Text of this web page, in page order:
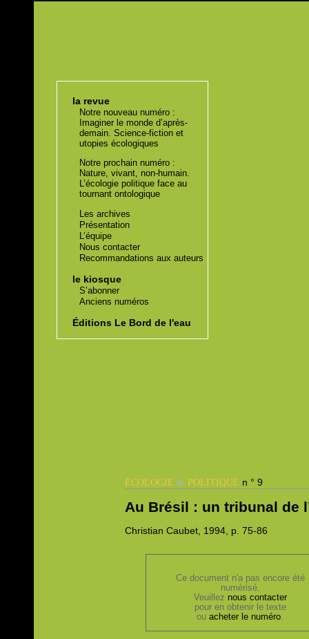
la revue
Notre nouveau numéro :
Imaginer le monde d’après-
demain. Science-fiction et
utopies écologiques
Notre prochain numéro :
Nature, vivant, non-humain.
L’écologie politique face au
tournant ontologique
Les archives
Présentation
L’équipe
Nous contacter
Recommandations aux auteurs
le kiosque
S’abonner
Anciens numéros
Éditions Le Bord de l'eau
ÉCOLOGIE& POLITIQUE n ° 9
Au Brésil : un tribunal de
Christian Caubet, 1994, p. 75-86
Ce document n'a pas encore été
numérisé.
Veuillez nous contacter
pour en obtenir le texte
ouacheter le numéro.